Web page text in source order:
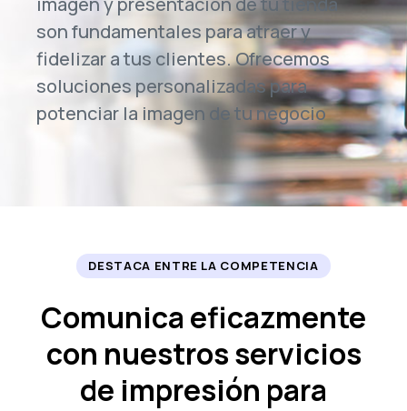
son fundamentales para atraer y
fidelizar a tus clientes. Ofrecemos
soluciones personalizadas para
potenciar la imagen de tu negocio
DESTACA ENTRE LA COMPETENCIA
Comunica eficazmente
con nuestros servicios
de impresión para